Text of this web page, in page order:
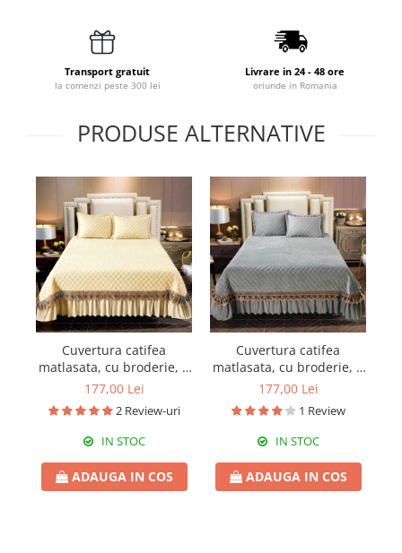
Transport gratuit
la comenzi peste 300 lei
Livrare in 24 - 48 ore
oriunde in Romania
PRODUSE ALTERNATIVE
Cuvertura catifea
matlasata, cu broderie, 3
piese, uni, 220X240 cm
CC72
177,00 Lei
2 Review-uri
IN STOC
ADAUGA IN COS
Cuvertura catifea
matlasata, cu broderie, 3
piese, uni, 220X240 cm
CC81
177,00 Lei
1 Review
IN STOC
ADAUGA IN COS